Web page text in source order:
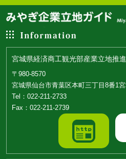
宮城県経済商工観光部産業立地推
〒980-8570
宮城県仙台市青葉区本町三丁目8番1
Tel：022-211-2733
Fax：022-211-2739